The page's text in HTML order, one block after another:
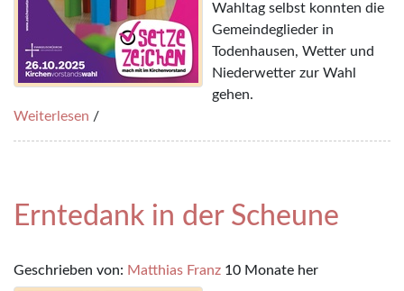
Wahltag selbst konnten die
Gemeindeglieder in
Todenhausen, Wetter und
Niederwetter zur Wahl
gehen.
Weiterlesen /
Erntedank in der Scheune
Geschrieben von: Matthias Franz 10 Monate her